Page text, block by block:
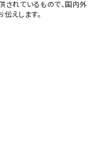
されているもので、国内外
えします。